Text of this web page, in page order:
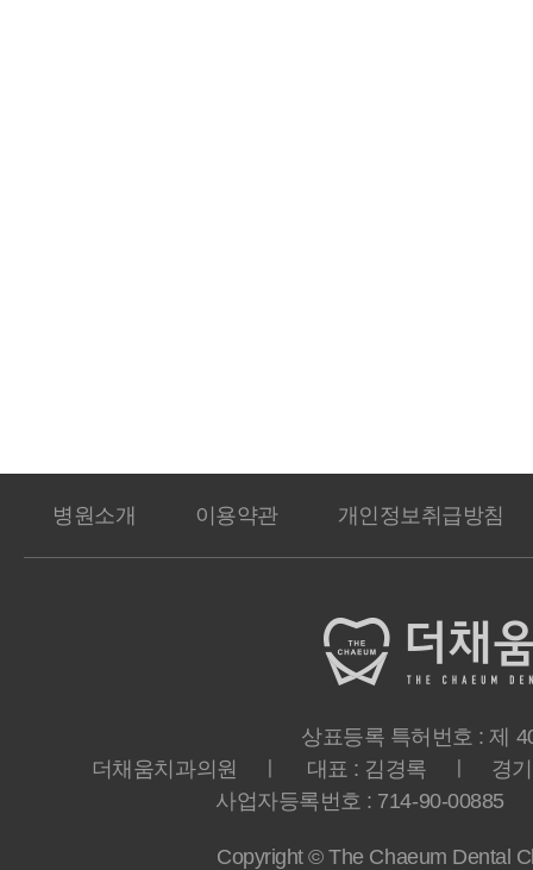
병원소개 이용약관 개인정보취급방침
상표등록 특허번호 : 제
더채움치과의원 ㅣ 대표 : 김경록 ㅣ 경기
사업자등록번호 : 714-90-00885
Copyright © The Chaeum Dental